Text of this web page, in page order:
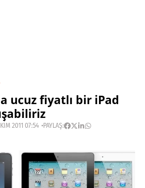
ucuz fiyatlı bir iPad
2011 07:54 PAYLAŞ: